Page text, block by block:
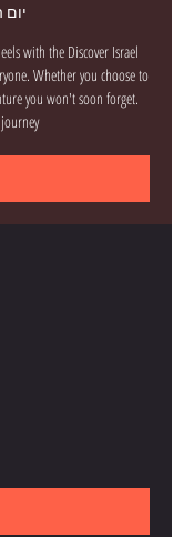
יום ה׳,
with the Discover Israel
Whether you choose to
you won't soon forget.